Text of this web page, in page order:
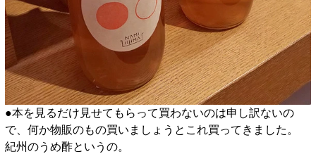
●本を見るだけ見せてもらって買わないのは申し訳ないの
で、何か物販のもの買いましょうとこれ買ってきました。
紀州のうめ酢というの。